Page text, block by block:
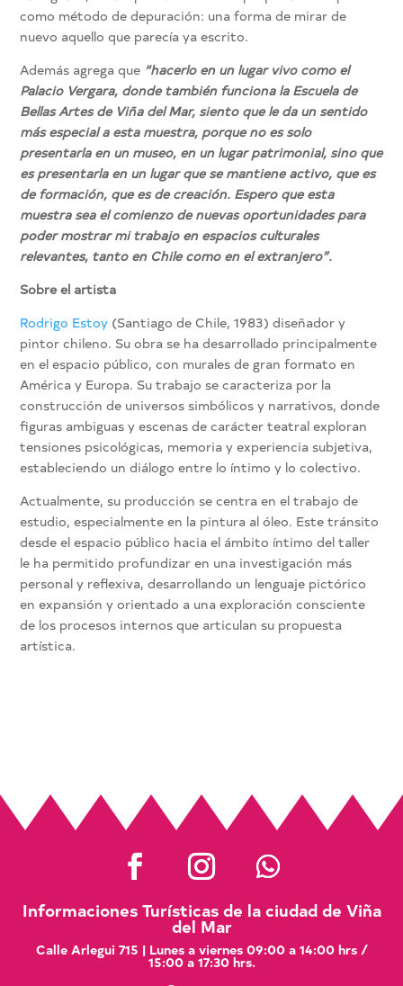
como método de depuración: una forma de mirar de
nuevo aquello que parecía ya escrito.
Además agrega que “hacerlo en un lugar vivo como el
Palacio Vergara, donde también funciona la Escuela de
Bellas Artes de Viña del Mar, siento que le da un sentido
más especial a esta muestra, porque no es solo
presentarla en un museo, en un lugar patrimonial, sino que
es presentarla en un lugar que se mantiene activo, que es
de formación, que es de creación. Espero que esta
muestra sea el comienzo de nuevas oportunidades para
poder mostrar mi trabajo en espacios culturales
relevantes, tanto en Chile como en el extranjero”.
Sobre el artista
Rodrigo Estoy (Santiago de Chile, 1983) diseñador y
pintor chileno. Su obra se ha desarrollado principalmente
en el espacio público, con murales de gran formato en
América y Europa. Su trabajo se caracteriza por la
construcción de universos simbólicos y narrativos, donde
figuras ambiguas y escenas de carácter teatral exploran
tensiones psicológicas, memoria y experiencia subjetiva,
estableciendo un diálogo entre lo íntimo y lo colectivo.
Actualmente, su producción se centra en el trabajo de
estudio, especialmente en la pintura al óleo. Este tránsito
desde el espacio público hacia el ámbito íntimo del taller
le ha permitido profundizar en una investigación más
personal y reflexiva, desarrollando un lenguaje pictórico
en expansión y orientado a una exploración consciente
de los procesos internos que articulan su propuesta
artística.
Informaciones Turísticas de la ciudad de Viña
del Mar
Calle Arlegui 715 | Lunes a viernes 09:00 a 14:00 hrs /
15:00 a 17:30 hrs.